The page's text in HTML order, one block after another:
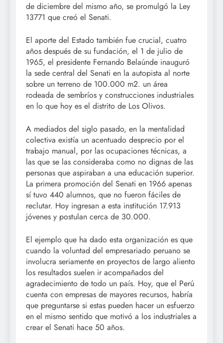
de diciembre del mismo año, se promulgó la Ley
13771 que creó el Senati.
El aporte del Estado también fue crucial, cuatro
años después de su fundación, el 1 de julio de
1965, el presidente Fernando Belaúnde inauguró
la sede central del Senati en la autopista al norte
sobre un terreno de 100.000 m2. un área
rodeada de sembríos y construcciones industriales
en lo que hoy es el distrito de Los Olivos.
A mediados del siglo pasado, en la mentalidad
colectiva existía un acentuado desprecio por el
trabajo manual, por las ocupaciones técnicas, a
las que se las consideraba como no dignas de las
personas que aspiraban a una educación superior.
La primera promoción del Senati en 1966 apenas
sí tuvo 440 alumnos, que no fueron fáciles de
reclutar. Hoy ingresan a esta institución 17.913
jóvenes y postulan cerca de 30.000.
El ejemplo que ha dado esta organización es que
cuando la voluntad del empresariado peruano se
involucra seriamente en proyectos de largo aliento
los resultados suelen ir acompañados del
agradecimiento de todo un país. Hoy, que el Perú
cuenta con empresas de mayores recursos, habría
que preguntarse si estas pueden hacer un esfuerzo
en el mismo sentido que motivó a los industriales a
crear el Senati hace 50 años.